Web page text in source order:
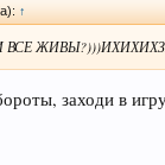
↑
ВСЕ
заходи в